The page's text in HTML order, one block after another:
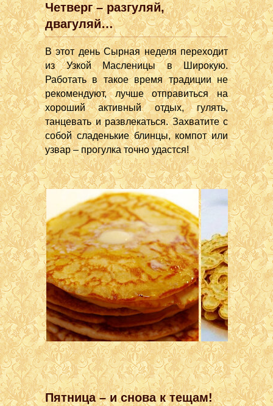
Четверг – разгуляй,
двагуляй…
В этот день Сырная неделя переходит
из Узкой Масленицы в Широкую.
Работать в такое время традиции не
рекомендуют, лучше отправиться на
хороший активный отдых, гулять,
танцевать и развлекаться. Захватите с
собой сладенькие блинцы, компот или
узвар – прогулка точно удастся!
Пятница – и снова к тещам!